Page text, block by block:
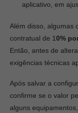
aplicativo, em
Além disso, algumas
contratual de 10%
Então, antes de
exigências técnicas
Após salvar a
confirme se o valor
alguns